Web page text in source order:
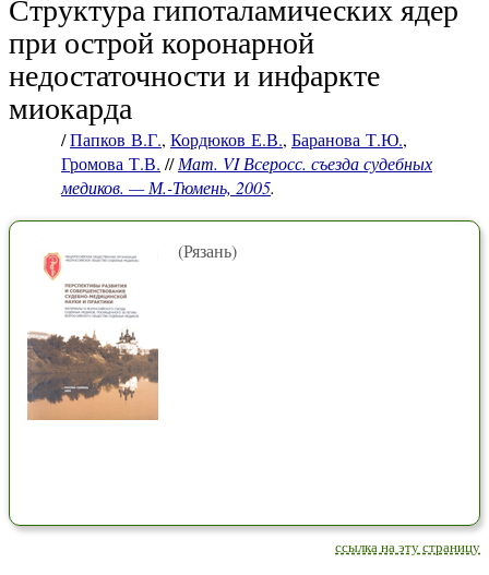
Структура гипоталамических ядер
при острой коронарной
недостаточности и инфаркте
миокарда
/Папков В.Г., Кордюков Е.В., Баранова Т.Ю.,
Громова Т.В. //Мат. VI Всеросс. съезда судебных
медиков. — М.-Тюмень, 2005.
(Рязань)
ссылка на эту страницу